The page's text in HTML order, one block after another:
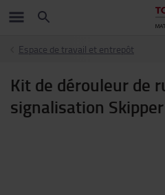
Espace de travail et entrepôt
Kit de dérouleur de
signalisation